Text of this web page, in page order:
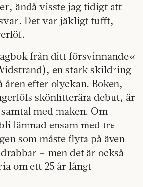
ändå visste jag tidigt att
Det var jäkligt tufft,
från ditt försvinnande«
en stark skildring
åren efter olyckan. Boken,
skönlitterära debut, är
med maken. Om
lämnad ensam med tre
som måste flyta på även
– men det är också
om ett 25 år långt